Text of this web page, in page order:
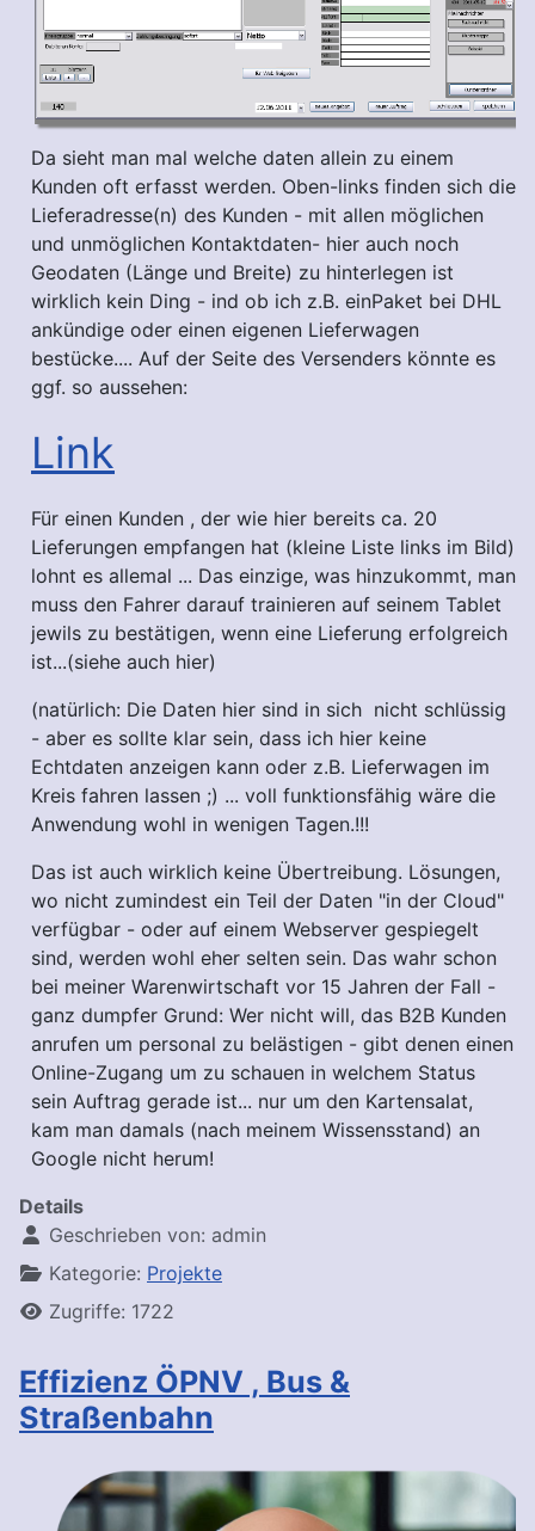
Da sieht man mal welche daten allein zu einem
Kunden oft erfasst werden. Oben-links finden sich die
Lieferadresse(n) des Kunden - mit allen möglichen
und unmöglichen Kontaktdaten- hier auch noch
Geodaten (Länge und Breite) zu hinterlegen ist
wirklich kein Ding - ind ob ich z.B. einPaket bei DHL
ankündige oder einen eigenen Lieferwagen
bestücke.... Auf der Seite des Versenders könnte es
ggf. so aussehen:
Link
Für einen Kunden , der wie hier bereits ca. 20
Lieferungen empfangen hat (kleine Liste links im Bild)
lohnt es allemal ... Das einzige, was hinzukommt, man
muss den Fahrer darauf trainieren auf seinem Tablet
jewils zu bestätigen, wenn eine Lieferung erfolgreich
ist...(siehe auch hier)
(natürlich: Die Daten hier sind in sich nicht schlüssig
- aber es sollte klar sein, dass ich hier keine
Echtdaten anzeigen kann oder z.B. Lieferwagen im
Kreis fahren lassen ;) ... voll funktionsfähig wäre die
Anwendung wohl in wenigen Tagen.!!!
Das ist auch wirklich keine Übertreibung. Lösungen,
wo nicht zumindest ein Teil der Daten "in der Cloud"
verfügbar - oder auf einem Webserver gespiegelt
sind, werden wohl eher selten sein. Das wahr schon
bei meiner Warenwirtschaft vor 15 Jahren der Fall -
ganz dumpfer Grund: Wer nicht will, das B2B Kunden
anrufen um personal zu belästigen - gibt denen einen
Online-Zugang um zu schauen in welchem Status
sein Auftrag gerade ist... nur um den Kartensalat,
kam man damals (nach meinem Wissensstand) an
Google nicht herum!
Details
Geschrieben von: admin
Kategorie: Projekte
Zugriffe: 1722
Effizienz ÖPNV , Bus &
Straßenbahn